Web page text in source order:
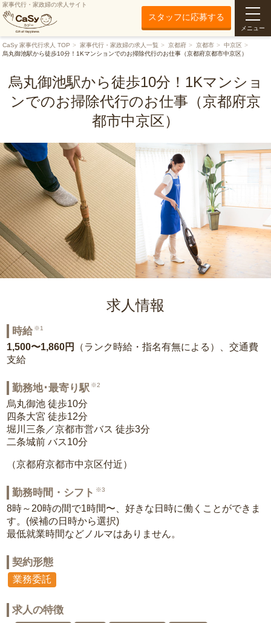
家事代行・家政婦の求人サイト
スタッフに応募する
メニュー
CaSy 家事代行求人 TOP 家事代行・家政婦の求人一覧 京都府 京都市
中京区
烏丸御池駅から徒歩10分！1Kマンションでのお掃除代行のお仕事（京都府京都市中京区）
烏丸御池駅から徒歩10分！1Kマンショ
ンでのお掃除代行のお仕事（京都府京
都市中京区）
求人情報
時給 ※1
1,500〜1,860円
（ランク時給・指名有無による）、交通費
支給
勤務地･最寄り駅 ※2
烏丸御池 徒歩10分
四条大宮 徒歩12分
堀川三条／京都市営バス 徒歩3分
二条城前 バス10分
（京都府京都市中京区付近）
勤務時間・シフト ※3
8時～20時の間で1時間〜、好きな日時に働くことができま
す。(候補の日時から選択)
最低就業時間などノルマはありません。
契約形態
業務委託
求人の特徴